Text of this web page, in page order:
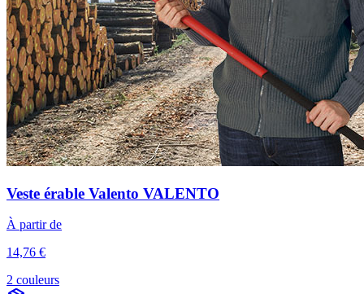
Veste érable Valento VALENTO
À partir de
14,76 €
2 couleurs